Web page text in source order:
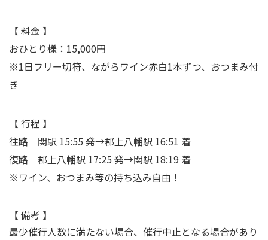
【 料金 】
おひとり様：15,000円
※1日フリー切符、ながらワイン赤白1本ずつ、おつまみ付
き
【 行程 】
往路 関駅 15:55 発→郡上八幡駅 16:51 着
復路 郡上八幡駅 17:25 発→関駅 18:19 着
※ワイン、おつまみ等の持ち込み自由！
【 備考 】
最少催行人数に満たない場合、催行中止となる場合があり